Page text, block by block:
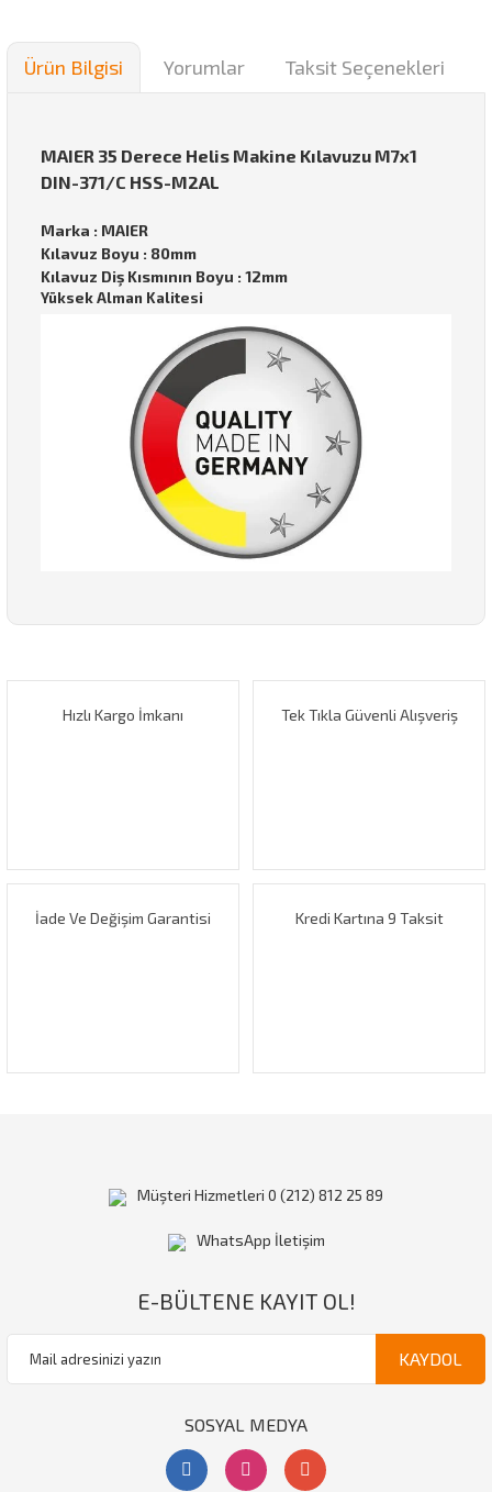
Ürün Bilgisi Yorumlar Taksit Seçenekleri
MAIER 35 Derece Helis Makine Kılavuzu M7x1
DIN-371/C HSS-M2AL
Marka : MAIER
Kılavuz Boyu : 80mm
Kılavuz Diş Kısmının Boyu : 12mm
Yüksek Alman Kalitesi
Görüş ve önerileriniz için teşekkür ederiz.
Hızlı Kargo İmkanı Tek Tıkla Güvenli Alışveriş
İade Ve Değişim Garantisi Kredi Kartına 9 Taksit
Müşteri Hizmetleri 0 (212) 812 25 89
WhatsApp İletişim
E-BÜLTENE KAYIT OL!
KAYDOL
SOSYAL MEDYA